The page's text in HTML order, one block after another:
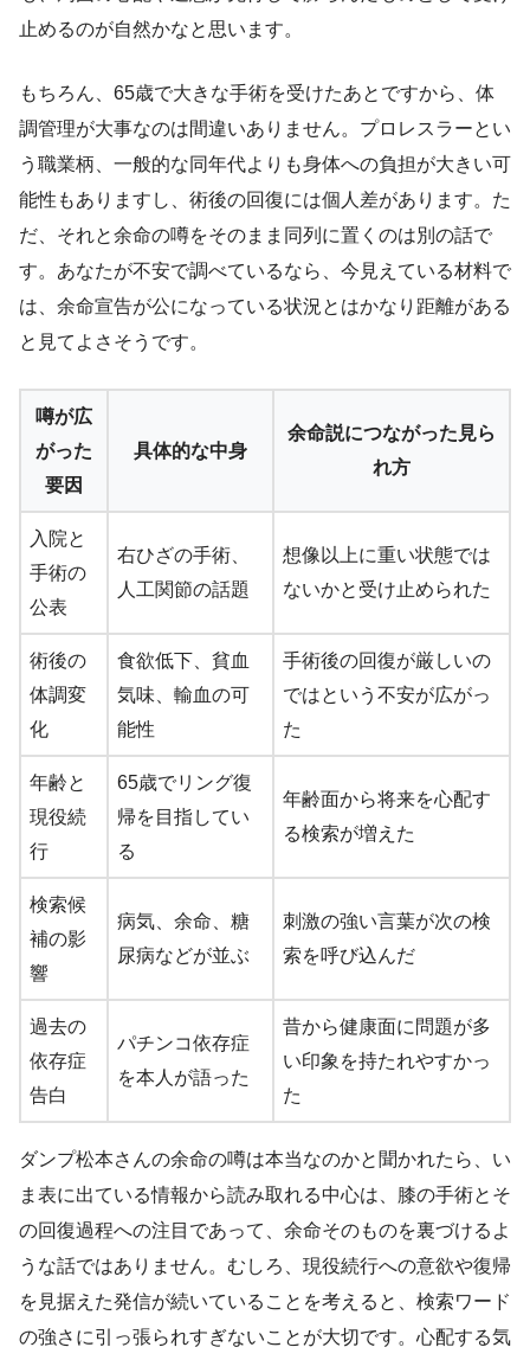
止めるのが自然かなと思います。
もちろん、65歳で大きな手術を受けたあとですから、体
調管理が大事なのは間違いありません。プロレスラーとい
う職業柄、一般的な同年代よりも身体への負担が大きい可
能性もありますし、術後の回復には個人差があります。た
だ、それと余命の噂をそのまま同列に置くのは別の話で
す。あなたが不安で調べているなら、今見えている材料で
は、余命宣告が公になっている状況とはかなり距離がある
と見てよさそうです。
噂が広
がった
要因
具体的な中身
余命説につながった見ら
れ方
入院と
手術の
公表
右ひざの手術、
人工関節の話題
想像以上に重い状態では
ないかと受け止められた
術後の
体調変
化
食欲低下、貧血
気味、輸血の可
能性
手術後の回復が厳しいの
ではという不安が広がっ
た
年齢と
現役続
行
65歳でリング復
帰を目指してい
る
年齢面から将来を心配す
る検索が増えた
検索候
補の影
響
病気、余命、糖
尿病などが並ぶ
刺激の強い言葉が次の検
索を呼び込んだ
過去の
依存症
告白
パチンコ依存症
を本人が語った
昔から健康面に問題が多
い印象を持たれやすかっ
た
ダンプ松本さんの余命の噂は本当なのかと聞かれたら、い
ま表に出ている情報から読み取れる中心は、膝の手術とそ
の回復過程への注目であって、余命そのものを裏づけるよ
うな話ではありません。むしろ、現役続行への意欲や復帰
を見据えた発信が続いていることを考えると、検索ワード
の強さに引っ張られすぎないことが大切です。心配する気